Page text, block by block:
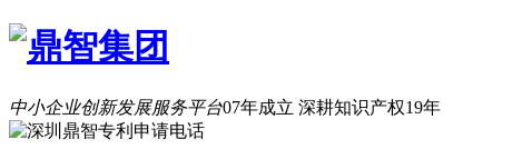
中小企业创新发展服务平台07年成立 深耕知识产权19年